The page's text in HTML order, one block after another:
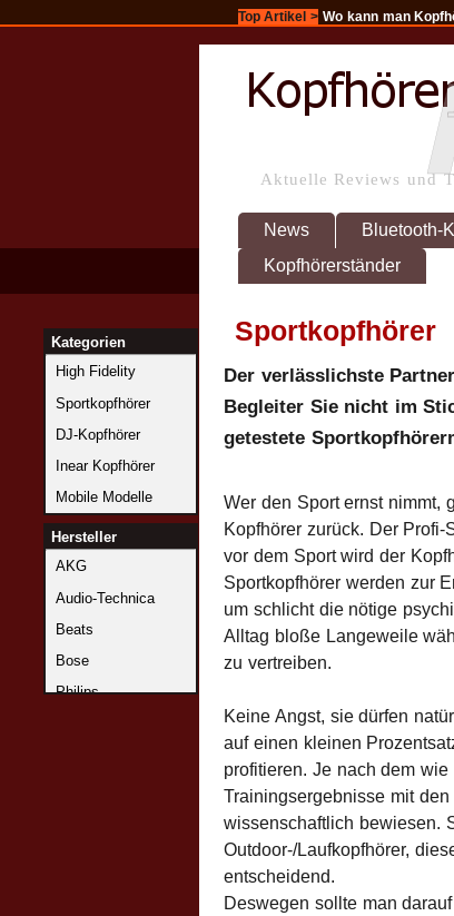
Top Artikel > Wo kann man
Aktuelle Reviews und
News Bluetooth-
Kopfhörerständer
Kategorien
High Fidelity
Sportkopfhörer
DJ-Kopfhörer
Inear Kopfhörer
Mobile Modelle
Hersteller
AKG
Audio-Technica
Beats
Bose
Philips
Sportkopfhörer
Der verlässlichste
Begleiter Sie nicht im
getestete
Wer den Sport ernst nimmt,
Kopfhörer zurück. Der
vor dem Sport wird der
Sportkopfhörer werden zur
um schlicht die nötige
Alltag bloße Langeweile
zu vertreiben.
Keine Angst, sie dürfen
auf einen kleinen
profitieren. Je nach dem
Trainingsergebnisse mit
wissenschaftlich bewiesen.
Outdoor-/Laufkopfhörer,
entscheidend.
Deswegen sollte man